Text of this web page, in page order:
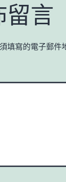
留言
填寫的電子郵件